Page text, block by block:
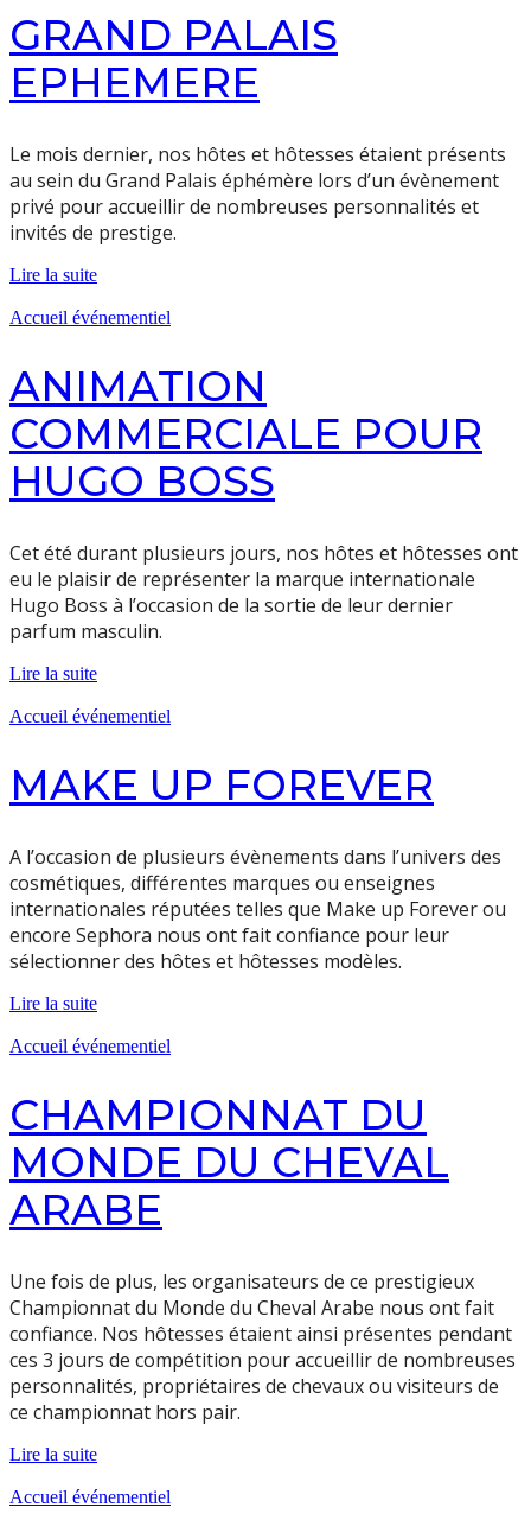
GRAND PALAIS
EPHEMERE
Le mois dernier, nos hôtes et hôtesses étaient présents
au sein du Grand Palais éphémère lors d’un évènement
privé pour accueillir de nombreuses personnalités et
invités de prestige.
Lire la suite
Accueil événementiel
ANIMATION
COMMERCIALE POUR
HUGO BOSS
Cet été durant plusieurs jours, nos hôtes et hôtesses ont
eu le plaisir de représenter la marque internationale
Hugo Boss à l’occasion de la sortie de leur dernier
parfum masculin.
Lire la suite
Accueil événementiel
MAKE UP FOREVER
A l’occasion de plusieurs évènements dans l’univers des
cosmétiques, différentes marques ou enseignes
internationales réputées telles que Make up Forever ou
encore Sephora nous ont fait confiance pour leur
sélectionner des hôtes et hôtesses modèles.
Lire la suite
Accueil événementiel
CHAMPIONNAT DU
MONDE DU CHEVAL
ARABE
Une fois de plus, les organisateurs de ce prestigieux
Championnat du Monde du Cheval Arabe nous ont fait
confiance. Nos hôtesses étaient ainsi présentes pendant
ces 3 jours de compétition pour accueillir de nombreuses
personnalités, propriétaires de chevaux ou visiteurs de
ce championnat hors pair.
Lire la suite
Accueil événementiel